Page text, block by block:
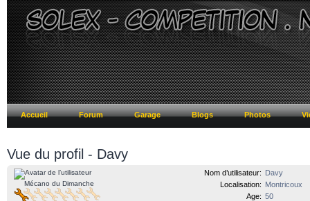
Accueil Forum Garage Blogs Photos
Vue du profil - Davy
Mécano du Dimanche
Nom d’utilisateur: Davy
Localisation: Montricoux
Age: 50